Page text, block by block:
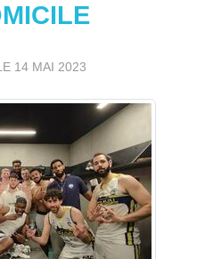
14 MAI 2023